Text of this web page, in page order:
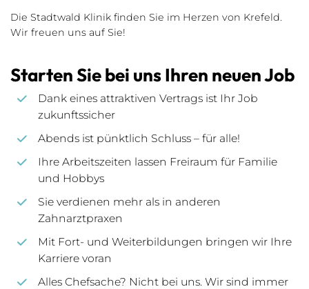
Die Stadtwald Klinik finden Sie im Herzen von Krefeld.
Wir freuen uns auf Sie!
Starten Sie bei uns Ihren neuen Job
Dank eines attraktiven Vertrags ist Ihr Job
zukunftssicher
Abends ist pünktlich Schluss – für alle!
Ihre Arbeitszeiten lassen Freiraum für Familie
und Hobbys
Sie verdienen mehr als in anderen
Zahnarztpraxen
Mit Fort- und Weiterbildungen bringen wir Ihre
Karriere voran
Alles Chefsache? Nicht bei uns. Wir sind immer